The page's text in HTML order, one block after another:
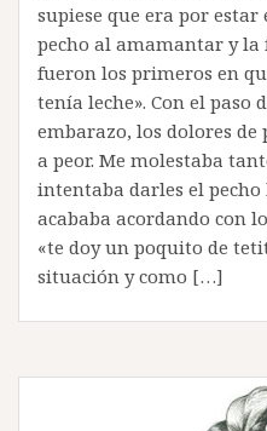
supiese que era por
pecho al amamantar y la
fueron los primeros en
tenía leche». Con el paso
embarazo, los dolores
a peor. Me molestaba
intentaba darles el pecho
acababa acordando con
«te doy un poquito de
situación y como […]